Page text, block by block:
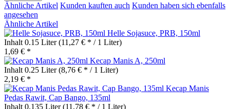
Ähnliche Artikel Kunden kauften auch Kunden haben sich ebenfalls
angesehen
Ähnliche Artikel
Helle Sojasuce, PRB, 150ml
Inhalt 0.15 Liter(11,27 € * / 1 Liter)
1,69 € *
Kecap Manis A, 250ml
Inhalt 0.25 Liter(8,76 € * / 1 Liter)
2,19 € *
Kecap Manis
Pedas Rawit, Cap Bango, 135ml
Inhalt 0.135 Liter(11,78 € * / 1 Liter)